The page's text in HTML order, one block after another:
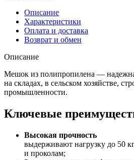
Описание
Характеристики
Оплата и доставка
Возврат и обмен
Описание
Мешок из полипропилена —
на складах, в сельском хозяйстве,
промышленности.
Ключевые
Высокая прочность
выдерживают нагрузку до 50
и проколам;